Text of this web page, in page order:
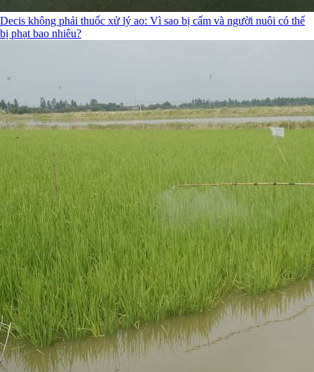
Decis không phải thuốc xử lý ao: Vì sao bị cấm và người nuôi có thể
bị phạt bao nhiêu?